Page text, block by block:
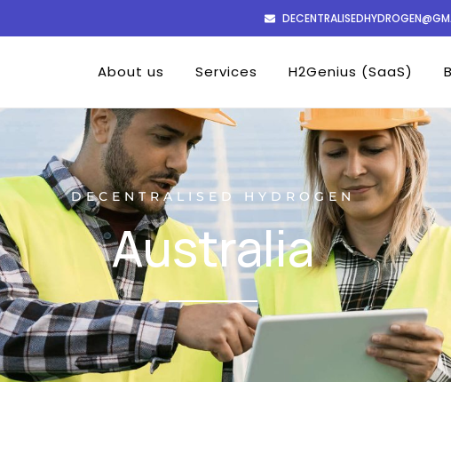
About us Services H2Genius (SaaS)
DECENTRALISED HYDROGEN
Australia